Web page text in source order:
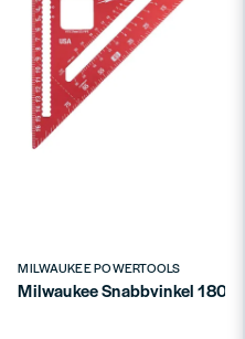
25mm Rostfritt mm/tum
MILWAUKEE POWERTOOLS
Milwaukee Snabbvinkel